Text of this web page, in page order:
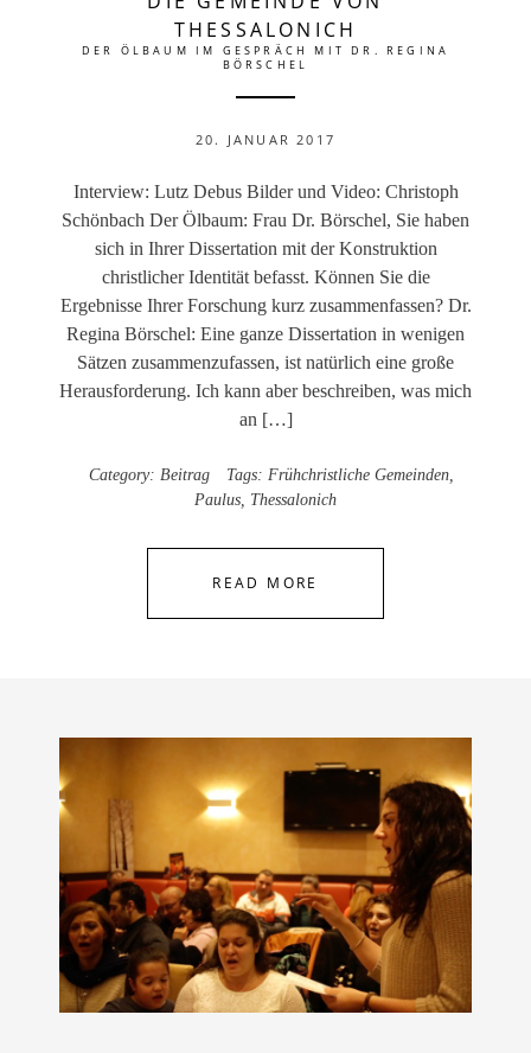
THESSALONICH
DER ÖLBAUM IM GESPRÄCH MIT DR. REGINA
BÖRSCHEL
20. JANUAR 2017
Interview: Lutz Debus Bilder und Video: Christoph
Schönbach Der Ölbaum: Frau Dr. Börschel, Sie haben
sich in Ihrer Dissertation mit der Konstruktion
christlicher Identität befasst. Können Sie die
Ergebnisse Ihrer Forschung kurz zusammenfassen? Dr.
Regina Börschel: Eine ganze Dissertation in wenigen
Sätzen zusammenzufassen, ist natürlich eine große
Herausforderung. Ich kann aber beschreiben, was mich
an […]
Category: Beitrag Tags: Frühchristliche Gemeinden
Paulus Thessalonich
READ MORE